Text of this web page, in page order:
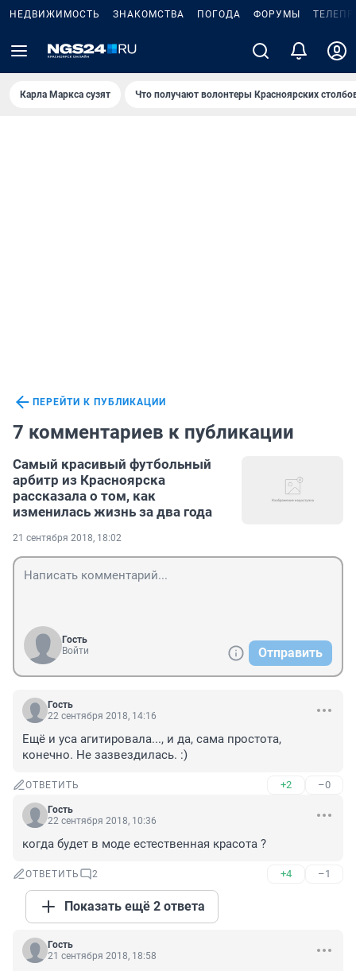
НЕДВИЖИМОСТЬ ЗНАКОМСТВА ПОГОДА ФОРУМЫ
Карла Маркса сузят Что получают волонтеры Красноярских
ПЕРЕЙТИ К ПУБЛИКАЦИИ
7 комментариев к публикации
Самый красивый футбольный
арбитр из Красноярска
рассказала о том, как
изменилась жизнь за два года
21 сентября 2018, 18:02
Гость
Войти
Отправить
Гость
22 сентября 2018, 14:16
Ещё и уса агитировала..., и да, сама простота,
конечно. Не зазвездилась. :)
ОТВЕТИТЬ +2 –0
Гость
22 сентября 2018, 10:36
когда будет в моде естественная красота ?
ОТВЕТИТЬ 2 +4 –1
Показать ещё 2 ответа
Гость
21 сентября 2018, 18:58